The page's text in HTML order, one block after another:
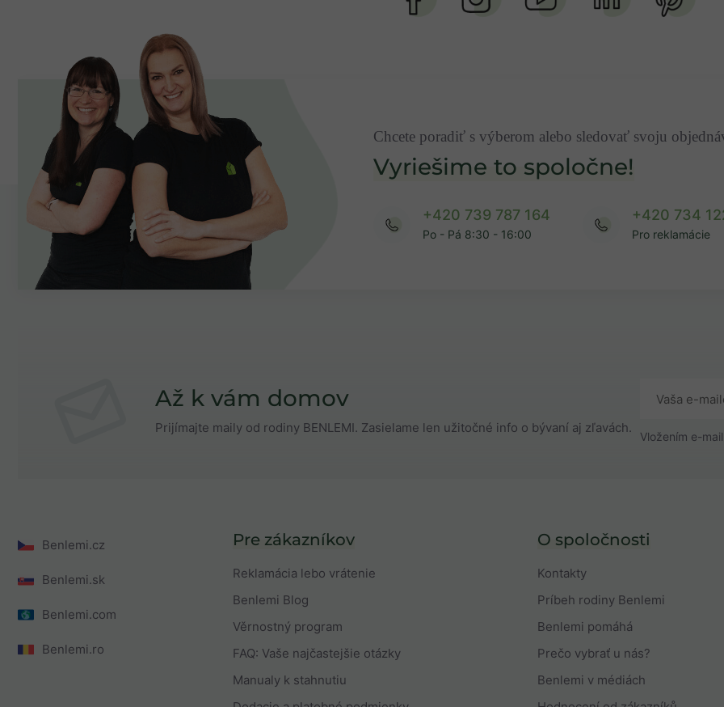
Chcete poradiť s výberom alebo sledovať svoju
Vyriešime to spoločne!
+420 739 787 164
Po - Pá 8:30 - 16:00
+420 734
Pro reklamácie
Až k vám domov
Prijímajte maily od rodiny BENLEMI. Zasielame len užitočné info o bývaní aj zľavách.
Vložením e-
Benlemi.cz
Benlemi.sk
Benlemi.com
Benlemi.ro
Pre zákazníkov
Reklamácia lebo vrátenie
Benlemi Blog
Věrnostný program
FAQ: Vaše najčastejšie otázky
Manualy k stahnutiu
O spoločnosti
Kontakty
Príbeh rodiny Benlemi
Benlemi pomáhá
Prečo vybrať u nás?
Benlemi v médiách